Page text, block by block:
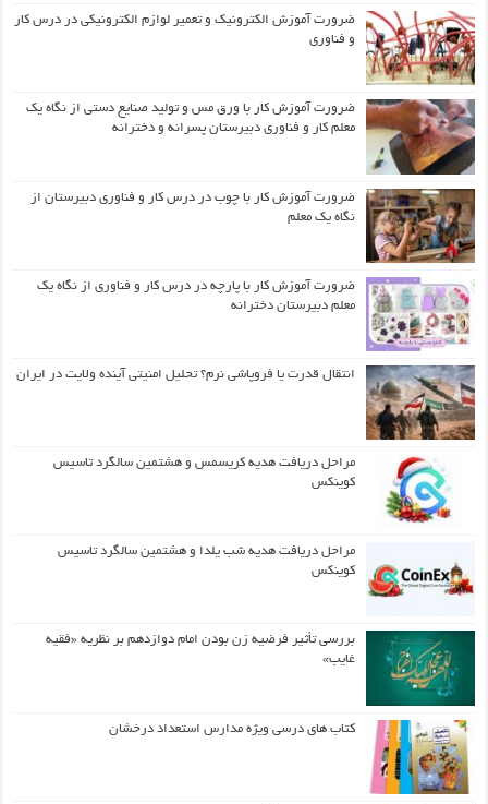
ضرورت آموزش الکترونیک و تعمیر لوازم الکترونیکی در درس کار
و فناوری
ضرورت آموزش کار با ورق مس و تولید صنایع دستی از نگاه یک
معلم کار و فناوری دبیرستان پسرانه و دخترانه
ضرورت آموزش کار با چوب در درس کار و فناوری دبیرستان از
نگاه یک معلم
ضرورت آموزش کار با پارچه در درس کار و فناوری از نگاه یک
معلم دبیرستان دخترانه
انتقال قدرت یا فروپاشی نرم؟ تحلیل امنیتی آینده ولایت در ایران
مراحل دریافت هدیه کریسمس و هشتمین سالگرد تاسیس
کوینکس
مراحل دریافت هدیه شب یلدا و هشتمین سالگرد تاسیس
کوینکس
بررسی تأثیر فرضیه زن بودن امام دوازدهم بر نظریه «فقیه
غایب»
کتاب های درسی ویژه مدارس استعداد درخشان